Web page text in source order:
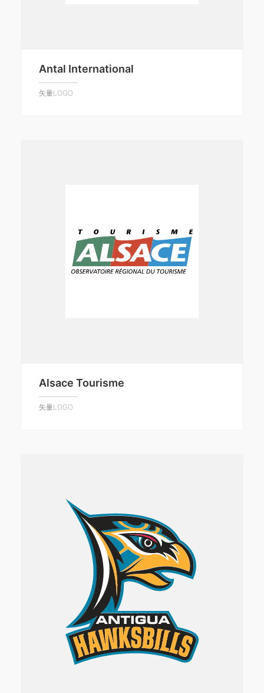
Antal International
矢量LOGO
Alsace Tourisme
矢量LOGO